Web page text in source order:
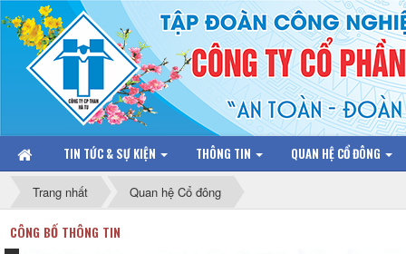
TIN TỨC & SỰ KIỆN THÔNG TIN QUAN HỆ CỔ ĐÔNG
Trang nhất Quan hệ Cổ đông
CÔNG BỐ THÔNG TIN